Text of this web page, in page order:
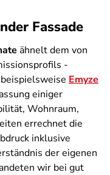
Fassade
ähnelt dem von
-
Emyze
einiger
Wohnraum,
errechnet die
inklusive
der eigenen
wir bei gut